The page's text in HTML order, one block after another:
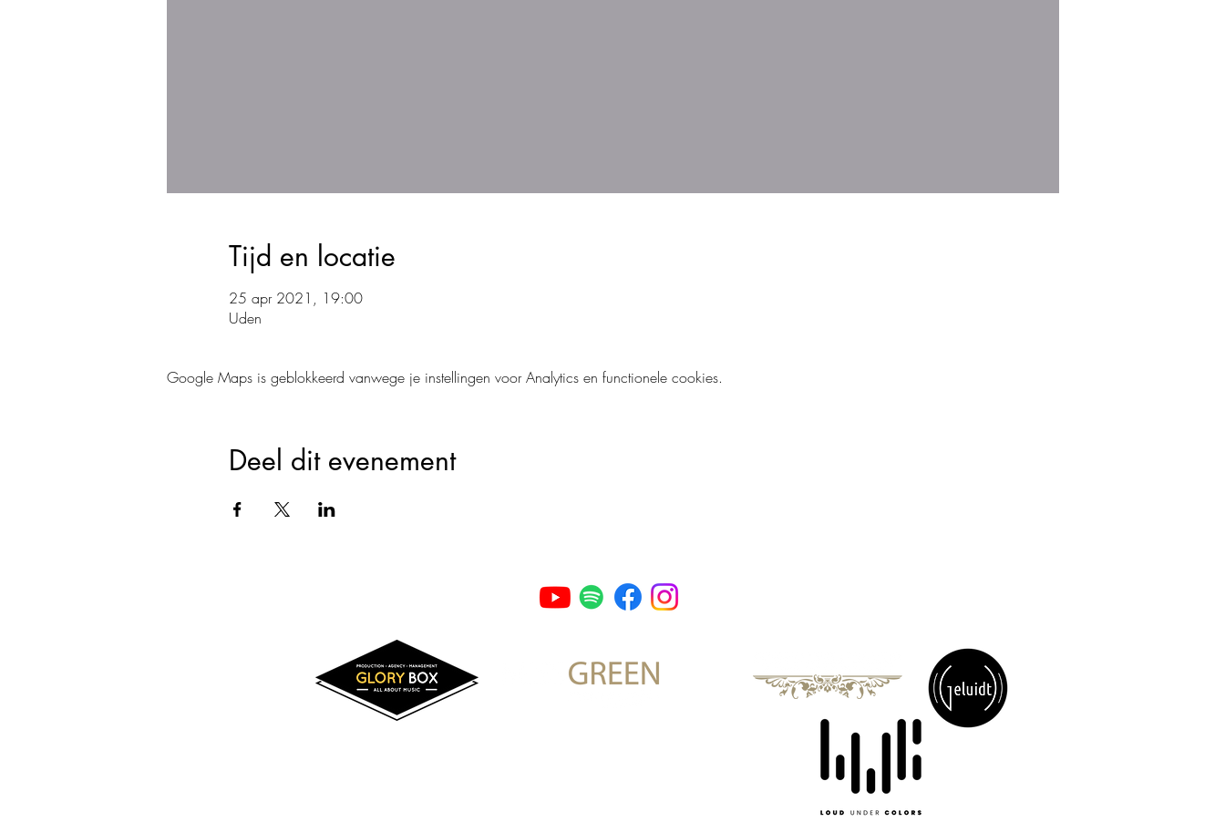
Tijd en locatie
25 apr 2021, 19:00
Uden
Google Maps is geblokkeerd vanwege je instellingen voor Analytics en functionele cookies.
Deel dit evenement